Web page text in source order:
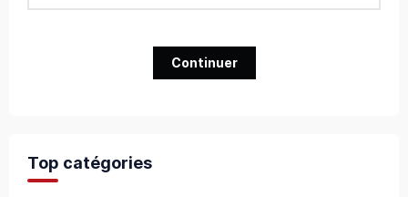
Continuer
Top catégories